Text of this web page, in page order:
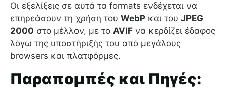
Οι εξελίξεις σε αυτά τα formats ενδέχεται να
επηρεάσουν τη χρήση του WebP και του JPEG
2000 στο μέλλον, με το AVIF να κερδίζει έδαφος
λόγω της υποστήριξής του από μεγάλους
browsers και πλατφόρμες.
Παραπομπές και Πηγές: